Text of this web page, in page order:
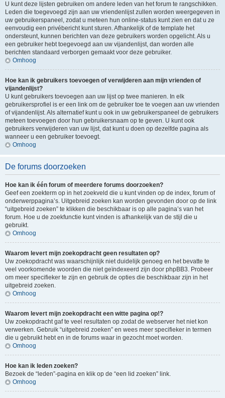
U kunt deze lijsten gebruiken om andere leden van het forum te rangschikken.
Leden die toegevoegd zijn aan uw vriendenlijst zullen worden weergegeven in
uw gebruikerspaneel, zodat u meteen hun online-status kunt zien en dat u ze
eenvoudig een privébericht kunt sturen. Afhankelijk of de template het
ondersteunt, kunnen berichten van deze gebruikers worden opgelicht. Als u
een gebruiker hebt toegevoegd aan uw vijandenlijst, dan worden alle
berichten standaard verborgen gemaakt voor deze gebruiker.
Omhoog
Hoe kan ik gebruikers toevoegen of verwijderen aan mijn vrienden of
vijandenlijst?
U kunt gebruikers toevoegen aan uw lijst op twee manieren. In elk
gebruikersprofiel is er een link om de gebruiker toe te voegen aan uw vrienden
of vijandenlijst. Als alternatief kunt u ook in uw gebruikerspaneel de gebruikers
meteen toevoegen door hun gebruikersnaam op te geven. U kunt ook
gebruikers verwijderen van uw lijst, dat kunt u doen op dezelfde pagina als
wanneer u een gebruiker toevoegt.
Omhoog
De forums doorzoeken
Hoe kan ik één forum of meerdere forums doorzoeken?
Geef een zoekterm op in het zoekveld die u kunt vinden op de index, forum of
onderwerppagina’s. Uitgebreid zoeken kan worden gevonden door op de link
“uitgebreid zoeken” te klikken die beschikbaar is op alle pagina’s van het
forum. Hoe u de zoekfunctie kunt vinden is afhankelijk van de stijl die u
gebruikt.
Omhoog
Waarom levert mijn zoekopdracht geen resultaten op?
Uw zoekopdracht was waarschijnlijk niet duidelijk genoeg en het bevatte te
veel voorkomende woorden die niet geïndexeerd zijn door phpBB3. Probeer
om meer specifieker te zijn en gebruik de opties die beschikbaar zijn in het
uitgebreid zoeken.
Omhoog
Waarom levert mijn zoekopdracht een witte pagina op!?
Uw zoekopdracht gaf te veel resultaten op zodat de webserver het niet kon
verwerken. Gebruik “uitgebreid zoeken” en wees meer specifieker in termen
die u gebruikt hebt en in de forums waar in gezocht moet worden.
Omhoog
Hoe kan ik leden zoeken?
Bezoek de “leden”-pagina en klik op de “een lid zoeken” link.
Omhoog